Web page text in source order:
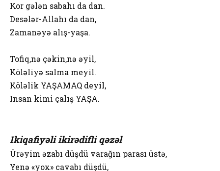
Kor gələn sabahı da dan.
Desələr-Allahı da dan,
Zamanəyə alış-yaşa.
Tofiq,nə çəkin,nə əyil,
Köləliyə salma meyil.
Köləlik YAŞAMAQ deyil,
Insan kimi çalış YAŞA.
Ikiqafiyəli ikirədifli qəzəl
Ürəyim əzabı düşdü varağın parası üstə,
Yenə «yox» cavabı düşdü,